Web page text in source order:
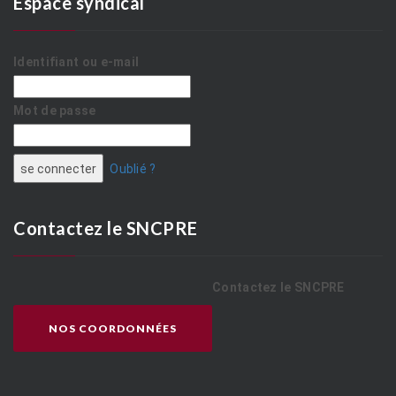
Identifiant ou e-mail
Mot de passe
Oublié ?
Contactez le SNCPRE
Contactez le SNCPRE
NOS COORDONNÉES